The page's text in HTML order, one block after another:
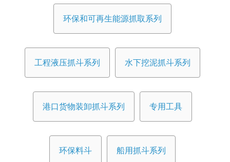
环保和可再生能源抓取系列
工程液压抓斗系列 水下挖泥抓斗系列
港口货物装卸抓斗系列 专用工具
环保料斗 船用抓斗系列